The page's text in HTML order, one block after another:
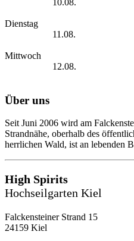
Dienstag
11.08.
Mittwoch
12.08.
Über uns
Seit Juni 2006 wird am
Strandnähe, oberhalb des
herrlichen Wald, ist an lebenden
High Spirits
Hochseilgarten Kiel
Falckensteiner Strand 15
24159 Kiel